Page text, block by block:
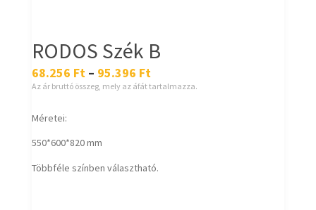
RODOS Szék B
68.256 Ft – 95.396 Ft
Az ár bruttó összeg, mely az áfát tartalmazza.
Méretei:
550*600*820 mm
Többféle színben választható.